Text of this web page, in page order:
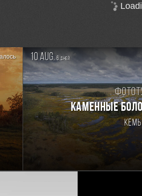
10 aug. 6дней
КАМЕННЫЕ
Кемь